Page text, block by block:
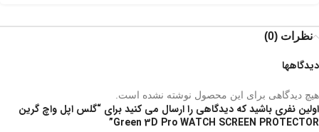
نظرات (0)
دیدگاهها
هیچ دیدگاهی برای این محصول نوشته نشده است.
اولین نفری باشید که دیدگاهی را ارسال می کنید برای “گلس اپل واچ گرین
Green 3D Pro WATCH SCREEN PROTECTOR”